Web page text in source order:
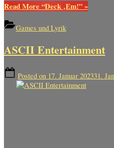
Read More “Deck ‚Em!”»
Games und Lyrik
ASCII Entertainment
Posted on 17. Januar 202331.